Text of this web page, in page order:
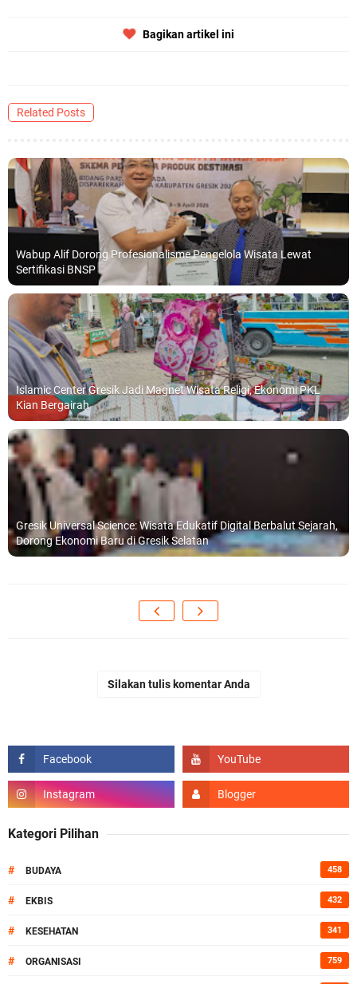
Bagikan artikel ini
Related Posts
Wabup Alif Dorong Profesionalisme Pengelola Wisata Lewat
Sertifikasi BNSP
Islamic Center Gresik Jadi Magnet Wisata Religi, Ekonomi PKL
Kian Bergairah
Gresik Universal Science: Wisata Edukatif Digital Berbalut Sejarah,
Dorong Ekonomi Baru di Gresik Selatan
Silakan tulis komentar Anda
Kategori Pilihan
# BUDAYA 458
# EKBIS 432
# KESEHATAN 341
# ORGANISASI 759